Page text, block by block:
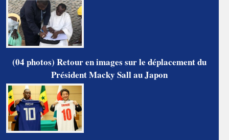
(04 photos) Retour en images sur le déplacement du
Président Macky Sall au Japon